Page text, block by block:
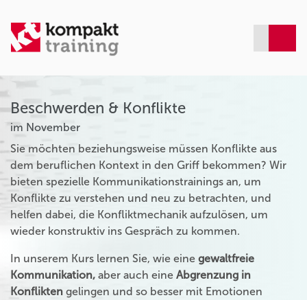
Beschwerden & Konflikte
im November
Sie möchten beziehungsweise müssen Konflikte aus
dem beruflichen Kontext in den Griff bekommen? Wir
bieten spezielle Kommunikationstrainings an, um
Konflikte zu verstehen und neu zu betrachten, und
helfen dabei, die Konfliktmechanik aufzulösen, um
wieder konstruktiv ins Gespräch zu kommen.
In unserem Kurs lernen Sie, wie eine gewaltfreie
Kommunikation, aber auch eine Abgrenzung in
Konflikten gelingen und so besser mit Emotionen